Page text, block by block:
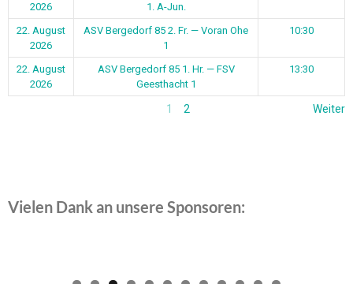
2026
1. A-Jun.
22. August
2026
ASV Bergedorf 85 2. Fr. — Voran Ohe
1
10:30
22. August
2026
ASV Bergedorf 85 1. Hr. — FSV
Geesthacht 1
13:30
1 2 Weiter
Vielen Dank an unsere Sponsoren: